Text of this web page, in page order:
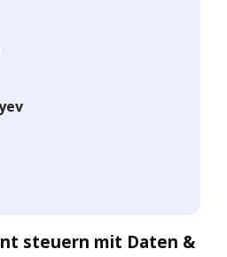
steuern mit Daten &